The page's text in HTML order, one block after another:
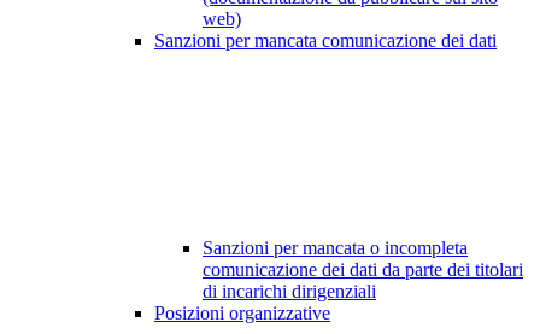
web)
Sanzioni per mancata comunicazione dei dati
Sanzioni per mancata o incompleta
comunicazione dei dati da parte dei titolari
di incarichi dirigenziali
Posizioni organizzative